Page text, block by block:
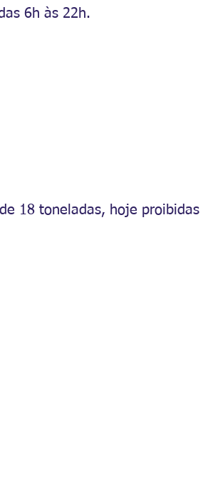
6h às 22h.
18 toneladas, hoje proibidas